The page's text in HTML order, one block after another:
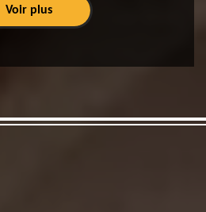
Voir plus